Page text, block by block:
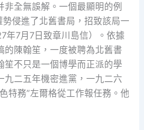
非全無誤解。一個最顯明的例
侵進了北舊書局，招致該局一
年7月7日致章川島信）。依據
的陳翰笙，一度被聘為北舊書
笙不只是一個博學而正派的學
九二五年機密進黨，一九二六
特務”左爾格從工作報任務。他